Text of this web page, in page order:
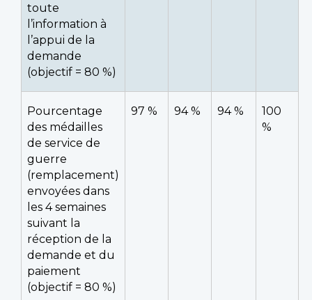
toute
l’information à
l’appui de la
demande
(objectif = 80 %)
Pourcentage
des médailles
de service de
guerre
(remplacement)
envoyées dans
les 4 semaines
suivant la
réception de la
demande et du
paiement
(objectif = 80 %)
97 % 94 % 94 %
100
%